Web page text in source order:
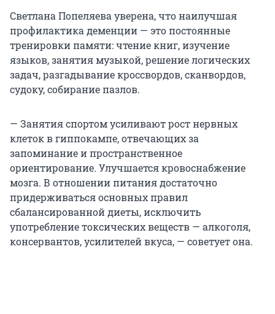
Светлана Попеляева уверена, что наилучшая
профилактика деменции — это постоянные
тренировки памяти: чтение книг, изучение
языков, занятия музыкой, решение логических
задач, разгадывание кроссвордов, сканвордов,
судоку, собирание пазлов.
— Занятия спортом усиливают рост нервных
клеток в гиппокампе, отвечающих за
запоминание и пространственное
ориентирование. Улучшается кровоснабжение
мозга. В отношении питания достаточно
придерживаться основных правил
сбалансированной диеты, исключить
употребление токсических веществ — алкоголя,
консервантов, усилителей вкуса, — советует она.